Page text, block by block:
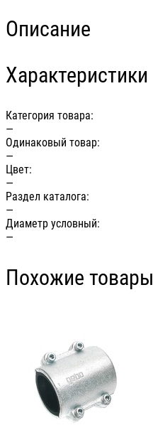
Описание
Характеристики
Категория товара:
—
Одинаковый товар:
—
Цвет:
—
Раздел каталога:
—
Диаметр условный:
—
Похожие товары